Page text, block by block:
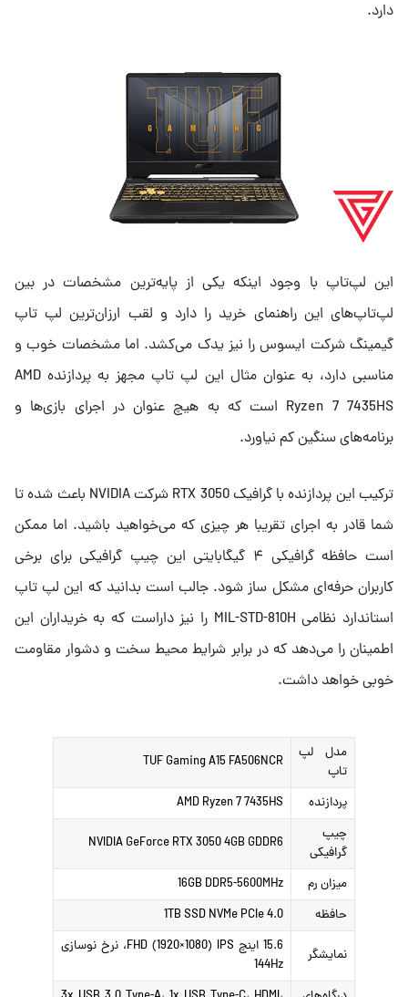
دارد.
این لپ‌تاپ با وجود اینکه یکی از پایه‌ترین مشخصات در بین
لپ‌تاپ‌های این راهنمای خرید را دارد و لقب ارزان‌ترین لپ تاپ
گیمینگ شرکت ایسوس را نیز یدک می‌کشد. اما مشخصات خوب و
مناسبی دارد، به عنوان مثال این لپ تاپ مجهز به پردازنده AMD
Ryzen 7 7435HS است که به هیچ عنوان در اجرای بازی‌ها و
برنامه‌های سنگین کم نیاورد.
ترکیب این پردازنده با گرافیک RTX 3050 شرکت NVIDIA باعث شده تا
شما قادر به اجرای تقریبا هر چیزی که می‌خواهید باشید. اما ممکن
است حافظه گرافیکی ۴ گیگابایتی این چیپ گرافیکی برای برخی
کاربران حرفه‌ای مشکل ساز شود. جالب است بدانید که این لپ‌ تاپ
استاندارد نظامی MIL-STD-810H را نیز داراست که به خریداران این
اطمینان را می‌دهد که در برابر شرایط محیط سخت و دشوار مقاومت
خوبی خواهد داشت.
مدل لپ
تاپ
TUF Gaming A15 FA506NCR
پردازنده
AMD Ryzen 7 7435HS
چیپ
گرافیکی
NVIDIA GeForce RTX 3050 4GB GDDR6
میزان رم
16GB DDR5-5600MHz
حافظه
1TB SSD NVMe PCIe 4.0
نمایشگر
15.6 اینچ FHD (1920×1080) IPS، نرخ نوسازی
144Hz